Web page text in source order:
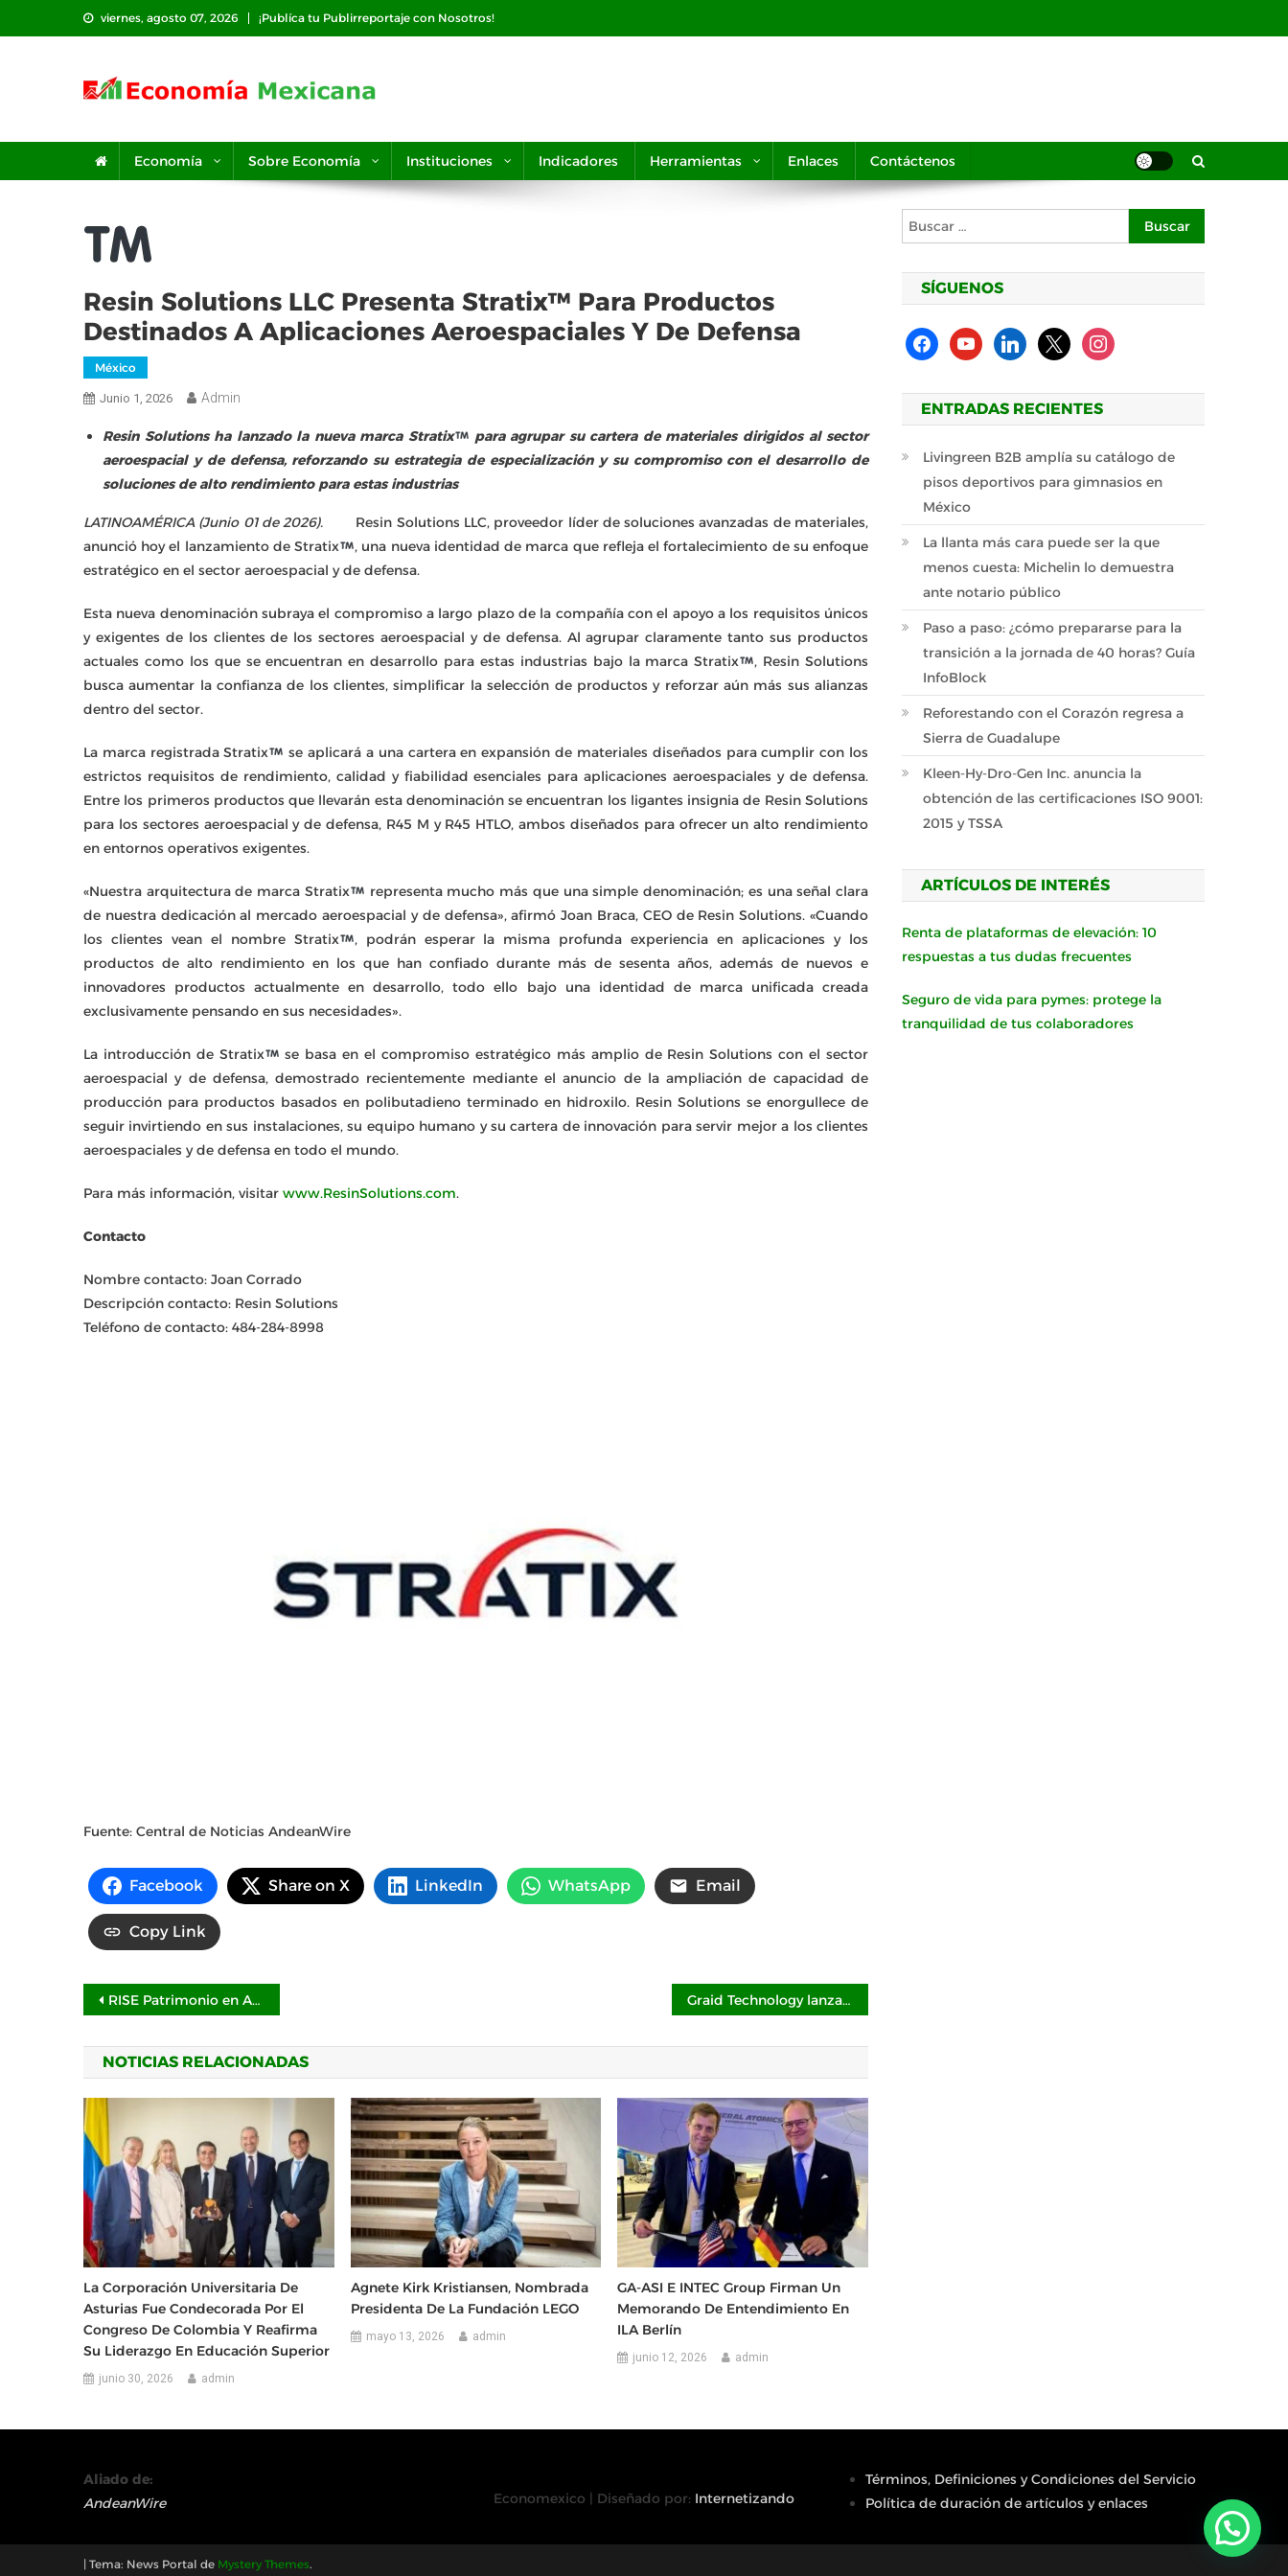
al
viernes, agosto 07, 2026 ¡Publíca tu Publirreportaje con Nosotros!
Economía Sobre Economía Instituciones Indicadores Herramientas Enlaces Contáctenos
Resin Solutions LLC Presenta Stratix™ Para Productos
Destinados A Aplicaciones Aeroespaciales Y De Defensa
México
Junio 1, 2026 Admin
Resin Solutions ha lanzado la nueva marca Stratix
para agrupar su cartera de materiales dirigidos al sector
aeroespacial y de defensa, reforzando su estrategia de especialización y su compromiso con el desarrollo de
soluciones de alto rendimiento para estas industrias
LATINOAMÉRICA (Junio 01 de 2026). Resin Solutions LLC, proveedor líder de soluciones avanzadas de materiales,
anunció hoy el lanzamiento de Stratix
, una nueva identidad de marca que refleja el fortalecimiento de su enfoque
estratégico en el sector aeroespacial y de defensa.
Esta nueva denominación subraya el compromiso a largo plazo de la compañía con el apoyo a los requisitos únicos
y exigentes de los clientes de los sectores aeroespacial y de defensa. Al agrupar claramente tanto sus productos
actuales como los que se encuentran en desarrollo para estas industrias bajo la marca Stratix
, Resin Solutions
busca aumentar la confianza de los clientes, simplificar la selección de productos y reforzar aún más sus alianzas
dentro del sector.
La marca registrada Stratix
se aplicará a una cartera en expansión de materiales diseñados para cumplir con los
estrictos requisitos de rendimiento, calidad y fiabilidad esenciales para aplicaciones aeroespaciales y de defensa.
Entre los primeros productos que llevarán esta denominación se encuentran los ligantes insignia de Resin Solutions
para los sectores aeroespacial y de defensa, R45 M y R45 HTLO, ambos diseñados para ofrecer un alto rendimiento
en entornos operativos exigentes.
«Nuestra arquitectura de marca Stratix
representa mucho más que una simple denominación; es una señal clara
de nuestra dedicación al mercado aeroespacial y de defensa», afirmó Joan Braca, CEO de Resin Solutions. «Cuando
los clientes vean el nombre Stratix
, podrán esperar la misma profunda experiencia en aplicaciones y los
productos de alto rendimiento en los que han confiado durante más de sesenta años, además de nuevos e
innovadores productos actualmente en desarrollo, todo ello bajo una identidad de marca unificada creada
exclusivamente pensando en sus necesidades».
La introducción de Stratix
se basa en el compromiso estratégico más amplio de Resin Solutions con el sector
aeroespacial y de defensa, demostrado recientemente mediante el anuncio de la ampliación de capacidad de
producción para productos basados en polibutadieno terminado en hidroxilo. Resin Solutions se enorgullece de
seguir invirtiendo en sus instalaciones, su equipo humano y su cartera de innovación para servir mejor a los clientes
aeroespaciales y de defensa en todo el mundo.
Para más información, visitar www.ResinSolutions.com.
Contacto
Nombre contacto: Joan Corrado
Descripción contacto: Resin Solutions
Teléfono de contacto: 484-284-8998
Fuente: Central de Noticias AndeanWire
Facebook Share on X LinkedIn WhatsApp Email
Copy Link
Navegación
de
entradas
RISE Patrimonio en Ascenso: más de 20 años desarrollando proyectos donde arquitectura, ciudad y arte convergen Graid Technology lanza VROC™ by Graid Technology con el respaldo de fabricantes OEM de primer nivel
NOTICIAS RELACIONADAS
La Corporación Universitaria De
Asturias Fue Condecorada Por El
Congreso De Colombia Y Reafirma
Su Liderazgo En Educación Superior
junio 30, 2026 admin
Agnete Kirk Kristiansen, Nombrada
Presidenta De La Fundación LEGO
mayo 13, 2026 admin
GA-ASI E INTEC Group Firman Un
Memorando De Entendimiento En
ILA Berlín
junio 12, 2026 admin
Buscar:
SÍGUENOS
facebookyoutubelinkedin
x instagram
ENTRADAS RECIENTES
Livingreen B2B amplía su catálogo de
pisos deportivos para gimnasios en
México
La llanta más cara puede ser la que
menos cuesta: Michelin lo demuestra
ante notario público
Paso a paso: ¿cómo prepararse para la
transición a la jornada de 40 horas? Guía
InfoBlock
Reforestando con el Corazón regresa a
Sierra de Guadalupe
Kleen-Hy-Dro-Gen Inc. anuncia la
obtención de las certificaciones ISO 9001:
2015 y TSSA
ARTÍCULOS DE INTERÉS
Renta de plataformas de elevación: 10
respuestas a tus dudas frecuentes
Seguro de vida para pymes: protege la
tranquilidad de tus colaboradores
Aliado de:
AndeanWire
Economexico | Diseñado por: Internetizando
Términos, Definiciones y Condiciones del Servicio
Política de duración de artículos y enlaces
| Tema: News Portal de Mystery Themes.